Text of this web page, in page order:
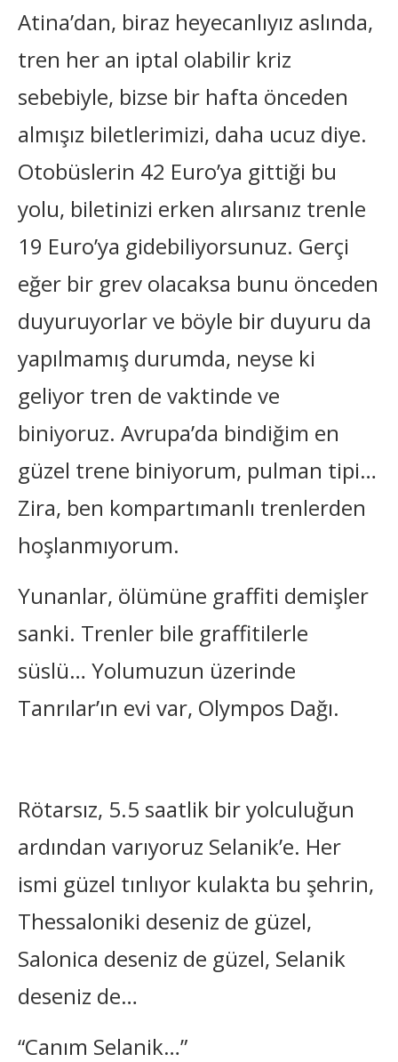
Atina’dan, biraz heyecanlıyız aslında,
tren her an iptal olabilir kriz
sebebiyle, bizse bir hafta önceden
almışız biletlerimizi, daha ucuz diye.
Otobüslerin 42 Euro’ya gittiği bu
yolu, biletinizi erken alırsanız trenle
19 Euro’ya gidebiliyorsunuz. Gerçi
eğer bir grev olacaksa bunu önceden
duyuruyorlar ve böyle bir duyuru da
yapılmamış durumda, neyse ki
geliyor tren de vaktinde ve
biniyoruz. Avrupa’da bindiğim en
güzel trene biniyorum, pulman tipi…
Zira, ben kompartımanlı trenlerden
hoşlanmıyorum.
Yunanlar, ölümüne graffiti demişler
sanki. Trenler bile graffitilerle
süslü… Yolumuzun üzerinde
Tanrılar’ın evi var, Olympos Dağı.
Rötarsız, 5.5 saatlik bir yolculuğun
ardından varıyoruz Selanik’e. Her
ismi güzel tınlıyor kulakta bu şehrin,
Thessaloniki deseniz de güzel,
Salonica deseniz de güzel, Selanik
deseniz de…
“Canım Selanik…”